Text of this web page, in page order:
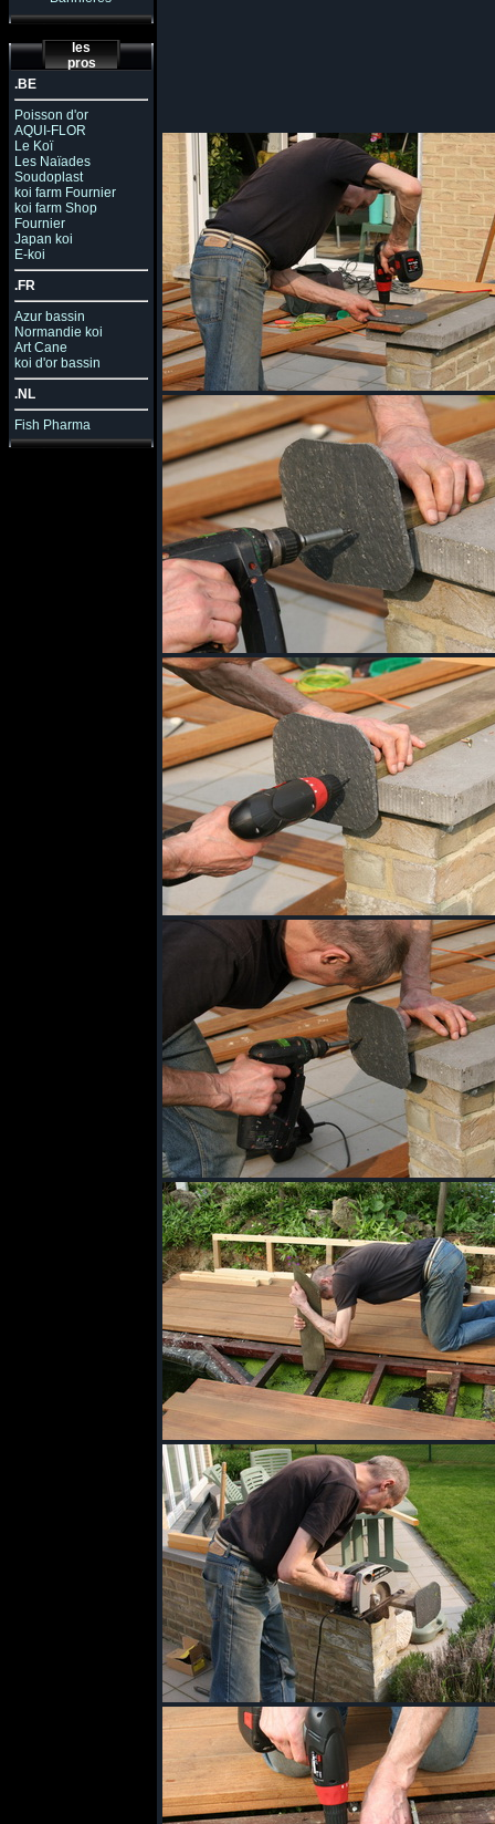
les
pros
.BE
Poisson d'or
AQUI-FLOR
Le Koï
Les Naïades
Soudoplast
koi farm Fournier
koi farm Shop
Fournier
Japan koi
E-koi
.FR
Azur bassin
Normandie koi
Art Cane
koi d'or bassin
.NL
Fish Pharma